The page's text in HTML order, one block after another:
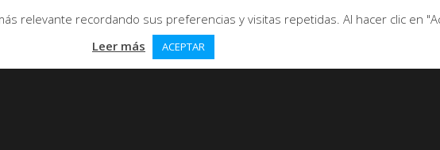
relevante recordando sus preferencias y visitas repetidas. Al hacer clic en
Leer más
ACEPTAR